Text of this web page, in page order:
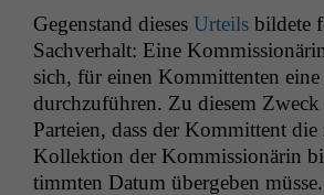
Gegen­stand dieses Urteils bildete
Sachver­halt: Eine
sich, für einen Kom­mit­ten­ten
durchzuführen. Zu diesem
Parteien, dass der Kom­mit­tent die
Kollek­tion der Kom­mis­sionärin
timmten Datum übergeben